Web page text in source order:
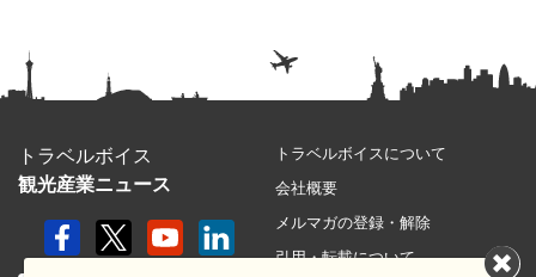
トラベルボイス
観光産業ニュース
トラベルボイスについて
会社概要
メルマガの登録・解除
引用・転載について